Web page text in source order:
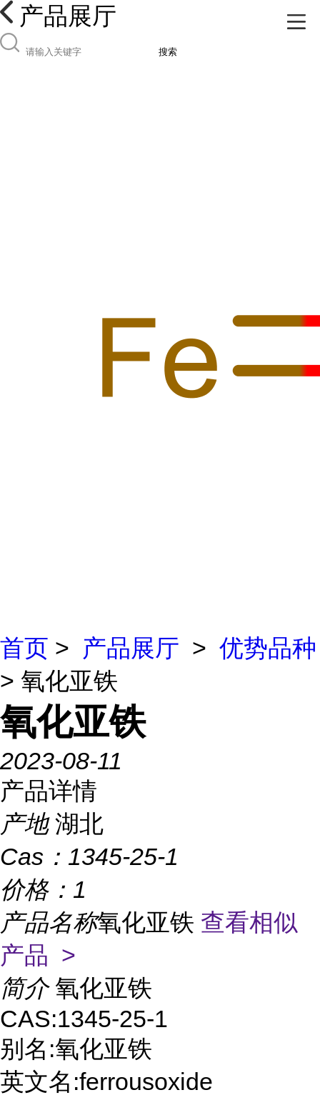
产品展厅
搜索
首页 > 产品展厅 > 优势品种
> 氧化亚铁
氧化亚铁
2023-08-11
产品详情
产地 湖北
Cas： 1345-25-1
价格： 1
产品名称氧化亚铁 查看相似
产品 >
简介 氧化亚铁
CAS:1345-25-1
别名:氧化亚铁
英文名:ferrousoxide